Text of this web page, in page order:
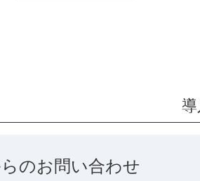
のお問い合わせ